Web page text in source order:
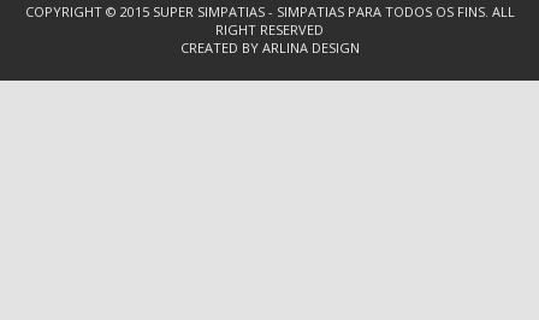
COPYRIGHT © 2015 SUPER SIMPATIAS - SIMPATIAS PARA TODOS OS FINS. ALL
RIGHT RESERVED
CREATED BY ARLINA DESIGN